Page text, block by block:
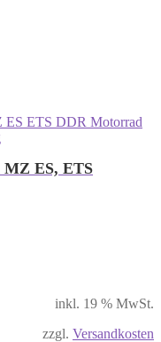
MZ ES, ETS
inkl. 19 % MwSt.
zzgl. Versandkosten